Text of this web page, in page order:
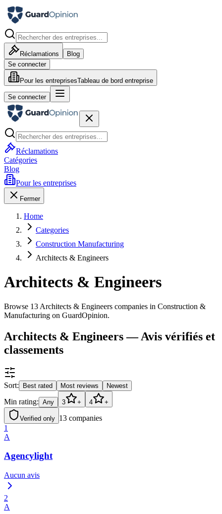
Réclamations
Blog
Se connecter
Pour les entreprisesTableau de bord entreprise
Se connecter
Réclamations
Catégories
Blog
Pour les entreprises
Fermer
Home
Categories
Construction Manufacturing
Architects & Engineers
Architects & Engineers
Browse 13 Architects & Engineers companies in Construction &
Manufacturing on GuardOpinion.
Architects & Engineers — Avis vérifiés et
classements
Sort: Best rated Most reviews Newest
Min rating: Any 3 + 4 +
Verified only 13 companies
1
A
Agencylight
Aucun avis
2
A